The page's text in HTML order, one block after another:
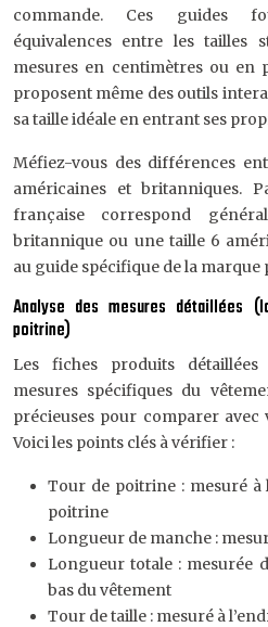
commande. Ces guides
équivalences entre les tailles
mesures en centimètres ou en
proposent même des outils
sa taille idéale en entrant ses
Méfiez-vous des différences
américaines et britanniques.
française correspond
britannique ou une taille 6
au guide spécifique de la
Analyse des mesures détaillées
poitrine)
Les fiches produits
mesures spécifiques du
précieuses pour comparer
Voici les points clés à vérifier :
Tour de poitrine : mesuré à
poitrine
Longueur de manche :
Longueur totale : mesurée
bas du vêtement
Tour de taille : mesuré à